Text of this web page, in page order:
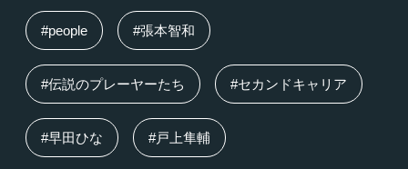
#people #張本智和
#伝説のプレーヤーたち #セカンドキャリア
#早田ひな #戸上隼輔